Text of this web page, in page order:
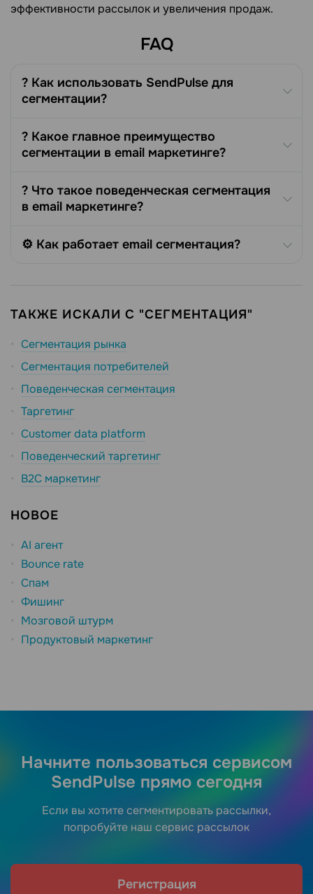
эффективности рассылок и увеличения продаж.
FAQ
? Как использовать SendPulse для
сегментации?
? Какое главное преимущество
сегментации в email маркетинге?
? Что такое поведенческая сегментация
в email маркетинге?
⚙️ Как работает email сегментация?
ТАКЖЕ ИСКАЛИ С "СЕГМЕНТАЦИЯ"
Сегментация рынка
Сегментация потребителей
Поведенческая сегментация
Таргетинг
Customer data platform
Поведенческий таргетинг
B2C маркетинг
НОВОЕ
AI агент
Bounce rate
Спам
Фишинг
Мозговой штурм
Продуктовый маркетинг
Начните пользоваться сервисом
SendPulse прямо сегодня
Если вы хотите сегментировать рассылки,
попробуйте наш сервис рассылок
Регистрация